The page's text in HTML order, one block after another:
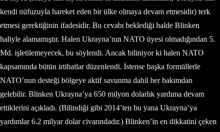
kendi nüfuzuyla hareket eden bir ülke olmaya devam etmesidir) terk
etmesi gerektiğinin ifadesidir. Bu cevabı beklediği halde Blinken
haliyle alamamıştır. Halen Ukrayna’nın NATO üyesi olmadığından 5.
Md. işletilemeyecek, bu söylendi. Ancak biliniyor ki halen NATO
kapsamında bütün irtibatlar düzenlendi. İstense başka formüllerle
NATO’nun desteği bölgeye aktif savunma dahil her bakımdan
gelebilir. Blinken Ukrayna’ya 650 milyon dolarlık yardıma devam
ettiklerini açıkladı. (Bilindiği gibi 2014’ten bu yana Ukrayna’ya
yardımlar 6.2 milyar dolar civarındadır.) Blinken’in en dikkatini çeken